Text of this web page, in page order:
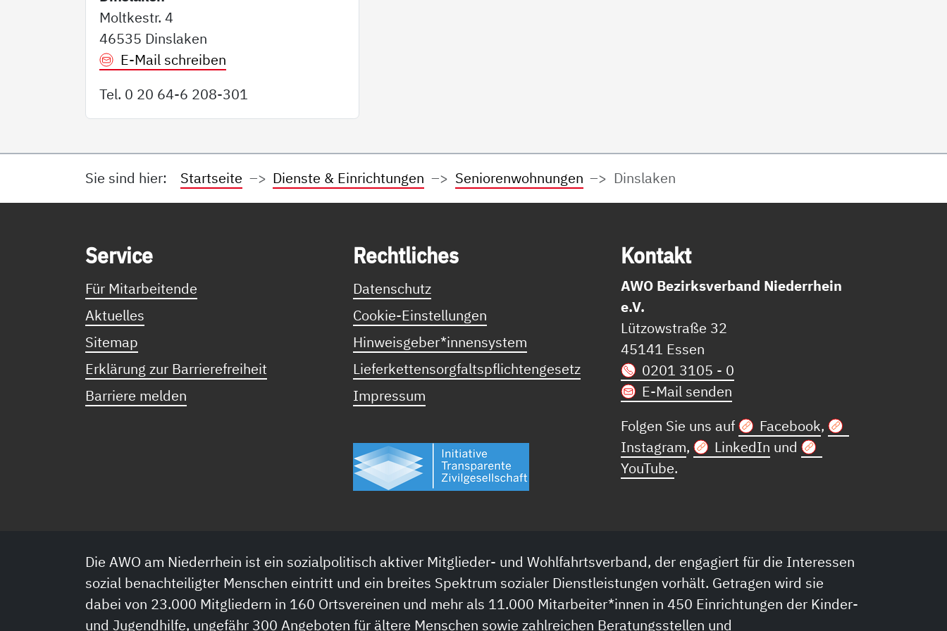
Moltkestr. 4
46535 Dinslaken
E-Mail schreiben
Tel. 0 20 64-6 208-301
Sie sind hier: Startseite Dienste & Einrichtungen Seniorenwohnungen Dinslaken
Ser­vice
Für Mitarbeitende
Aktuelles
Sitemap
Erklärung zur Barrierefreiheit
Barriere melden
Recht­li­ches
Datenschutz
Cookie-Einstellungen
Hinweisgeber*innensystem
Lieferkettensorgfaltspflichtengesetz
Impressum
Kon­takt
AWO Bezirksverband Niederrhein
e.V.
Lützowstraße 32
45141 Essen
0201 3105 - 0
E-Mail senden
Folgen Sie uns auf
Facebook,
Instagram, LinkedIn und
YouTube.
Die AWO am Niederrhein ist ein sozialpolitisch aktiver Mitglieder- und Wohlfahrtsverband, der engagiert für die Interessen
sozial benachteiligter Menschen eintritt und ein breites Spektrum sozialer Dienstleistungen vorhält. Getragen wird sie
dabei von 23.000 Mitgliedern in 160 Ortsvereinen und mehr als 11.000 Mitarbeiter*innen in 450 Einrichtungen der Kinder-
und Jugendhilfe, ungefähr 300 Angeboten für ältere Menschen sowie zahlreichen Beratungsstellen und